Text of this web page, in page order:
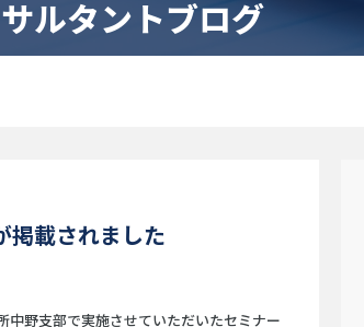
ルタントブログ
掲載されました
中野支部で実施させていただいたセミナー